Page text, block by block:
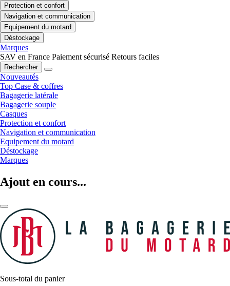
Protection et confort
Navigation et communication
Equipement du motard
Déstockage
Marques
SAV en France Paiement sécurisé Retours faciles
Rechercher
Nouveautés
Top Case & coffres
Bagagerie latérale
Bagagerie souple
Casques
Protection et confort
Navigation et communication
Equipement du motard
Déstockage
Marques
Ajout en cours...
Sous-total du panier